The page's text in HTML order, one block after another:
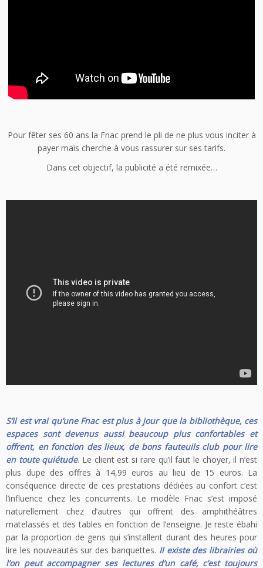
Pour fêter ses 60 ans la Fnac prend le pli de ne plus vous inciter à
payer mais cherche à vous rassurer sur ses tarifs.
Dans cet objectif, la publicité a été remixée…
S’il est vrai qu’une Fnac est plus à jour que la bibliothèque, ces
espaces sont devenus aussi beaucoup plus confortables et
offrent, en fonction des lieux, de bons fauteuils club pour lire
en toute quiétude. Le client est si rare qu’il faut le choyer, il n’est
plus dupe des offres à 14,99 euros au lieu de 15 euros. La
conséquence directe de ces prestations dédiées au confort c’est
l’influence chez les concurrents. Le modèle Fnac s’est imposé
naturellement chez d’autres qui offrent des amphithéâtres
matelassés et des tables en fonction de l’enseigne. Je reste ébahi
par la proportion de gens qui s’installent durant des heures pour
lire les nouveautés sur des banquettes. Il existe des librairies où
l’on peut accompagner ses lectures d’un café, c’est toujours